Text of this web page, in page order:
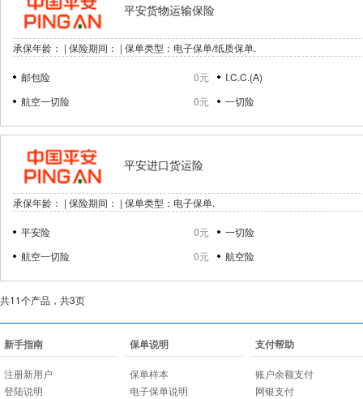
平安货物运输保险
承保年龄： | 保险期间： | 保单类型：电子保单/纸质保单.
邮包险 0元
I.C.C.(A)
航空一切险
0元 一切险
平安进口货运险
承保年龄： | 保险期间： | 保单类型：电子保单.
平安险 0元
一切险
航空一切险
0元 航空险
共11个产品，共3页
新手指南
注册新用户
登陆说明
保单说明
保单样本
电子保单说明
支付帮助
账户余额支付
网银支付